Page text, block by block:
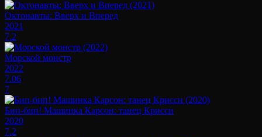
Октонавты: Вверх и Вперед
2021
7.2
Морской монстр
2022
7.06
7
Бип-бип! Машинка Карсон: танец Крисси
2020
7.2